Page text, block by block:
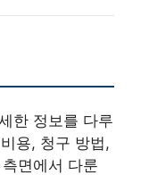
한 정보를 다루
용, 청구 방법,
면에서 다룬